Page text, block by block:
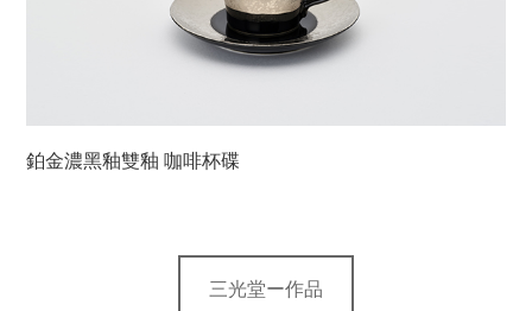
鉑金濃黑釉雙釉 咖啡杯碟
三光堂ー作品